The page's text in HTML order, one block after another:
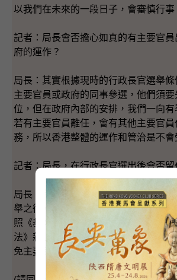
以我們在未來的一段日子，會審慎行事
記者：局長會否擔心如真的有主要官
府的運作？
局長：其實根據現時的行政長官選舉
主要官員或政府的同事參選，他們須
位，但在政府內部的安排，我們一向
若有主要官員離任，會有其他主要官
務，所以香港整體的運作和管治是不會
記者：局長，在行政長官選出後會否留
局長：我們每一個主要官員都會緊守
舉之後。任何一位主要官員都要視乎
照《基本法》的規定如何去組成他的
法》新上任的行政長官是有所有的權
免主要官員的班子。